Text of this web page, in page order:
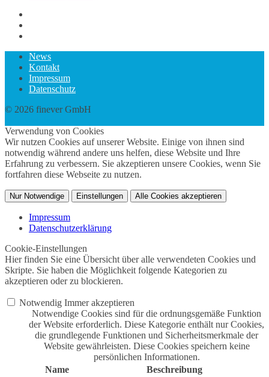
News
Kontakt
Impressum
Datenschutz
© 2026 finever GmbH
Verwendung von Cookies
Wir nutzen Cookies auf unserer Website. Einige von ihnen sind
notwendig während andere uns helfen, diese Website und Ihre
Erfahrung zu verbessern. Sie akzeptieren unsere Cookies, wenn Sie
fortfahren diese Webseite zu nutzen.
Nur Notwendige Einstellungen Alle Cookies akzeptieren
Impressum
Datenschutzerklärung
Cookie-Einstellungen
Hier finden Sie eine Übersicht über alle verwendeten Cookies und
Skripte. Sie haben die Möglichkeit folgende Kategorien zu
akzeptieren oder zu blockieren.
Notwendig Immer akzeptieren
Notwendige Cookies sind für die ordnungsgemäße Funktion
der Website erforderlich. Diese Kategorie enthält nur Cookies,
die grundlegende Funktionen und Sicherheitsmerkmale der
Website gewährleisten. Diese Cookies speichern keine
persönlichen Informationen.
Name
Beschreibung